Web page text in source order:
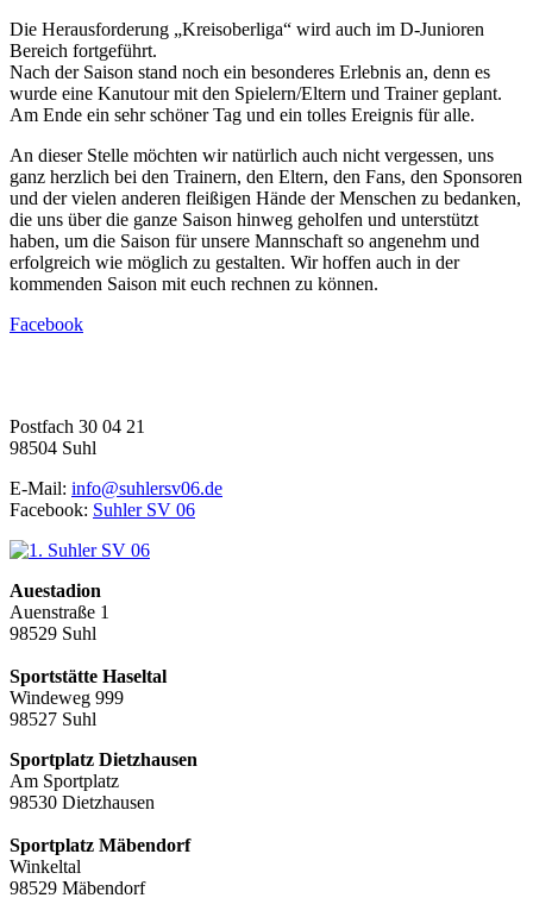
Die Herausforderung „Kreisoberliga“ wird auch im D-Junioren
Bereich fortgeführt.
Nach der Saison stand noch ein besonderes Erlebnis an, denn es
wurde eine Kanutour mit den Spielern/Eltern und Trainer geplant.
Am Ende ein sehr schöner Tag und ein tolles Ereignis für alle.
An dieser Stelle möchten wir natürlich auch nicht vergessen, uns
ganz herzlich bei den Trainern, den Eltern, den Fans, den Sponsoren
und der vielen anderen fleißigen Hände der Menschen zu bedanken,
die uns über die ganze Saison hinweg geholfen und unterstützt
haben, um die Saison für unsere Mannschaft so angenehm und
erfolgreich wie möglich zu gestalten. Wir hoffen auch in der
kommenden Saison mit euch rechnen zu können.
Facebook
Postfach 30 04 21
98504 Suhl
E-Mail: info@suhlersv06.de
Facebook: Suhler SV 06
Auestadion
Auenstraße 1
98529 Suhl
Sportstätte Haseltal
Windeweg 999
98527 Suhl
Sportplatz Dietzhausen
Am Sportplatz
98530 Dietzhausen
Sportplatz Mäbendorf
Winkeltal
98529 Mäbendorf